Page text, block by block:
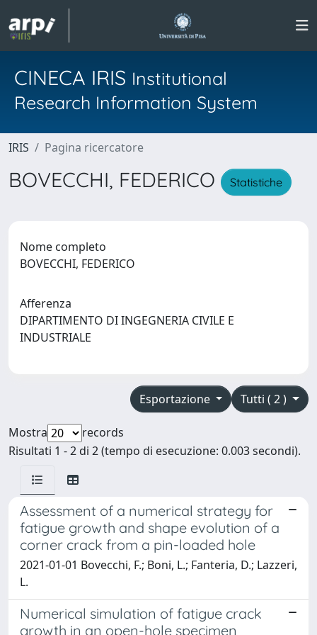
CINECA IRIS Institutional
Research Information System
IRIS Pagina ricercatore
BOVECCHI, FEDERICO Statistiche
Nome completo
BOVECCHI, FEDERICO
Afferenza
DIPARTIMENTO DI INGEGNERIA CIVILE E
INDUSTRIALE
Tutti ( 2 )
Esportazione
Mostra
records
Risultati 1 - 2 di 2 (tempo di esecuzione: 0.003 secondi).
Assessment of a numerical strategy for
fatigue growth and shape evolution of a
corner crack from a pin-loaded hole
2021-01-01 Bovecchi, F.; Boni, L.; Fanteria, D.; Lazzeri,
L.
Numerical simulation of fatigue crack
growth in an open-hole specimen